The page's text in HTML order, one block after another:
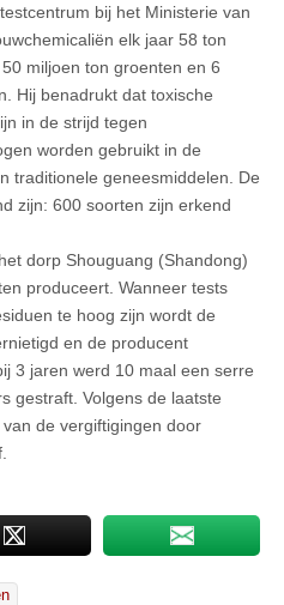
bij het Ministerie van
elk jaar 58 ton
miljoen ton groenten en 6
Hij benadrukt dat toxische
in de strijd tegen
worden gebruikt in de
traditionele geneesmiddelen. De
zijn: 600 soorten zijn erkend
dorp Shouguang (Shandong)
produceert. Wanneer tests
te hoog zijn wordt de
en de producent
3 jaren werd 10 maal een serre
gestraft. Volgens de laatste
de vergiftigingen door